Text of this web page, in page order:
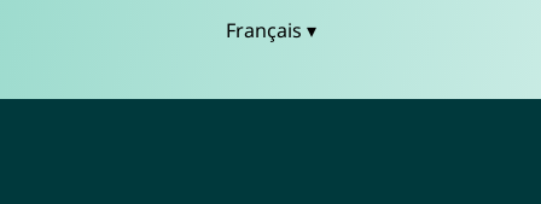
Français ▾